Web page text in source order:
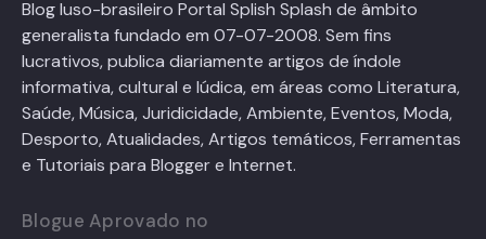
Blog luso-brasileiro Portal Splish Splash de âmbito
generalista fundado em 07-07-2008. Sem fins
lucrativos, publica diariamente artigos de índole
informativa, cultural e lúdica, em áreas como Literatura,
Saúde, Música, Juridicidade, Ambiente, Eventos, Moda,
Desporto, Atualidades, Artigos temáticos, Ferramentas
e Tutoriais para Blogger e Internet.
Blogue Aprovado no